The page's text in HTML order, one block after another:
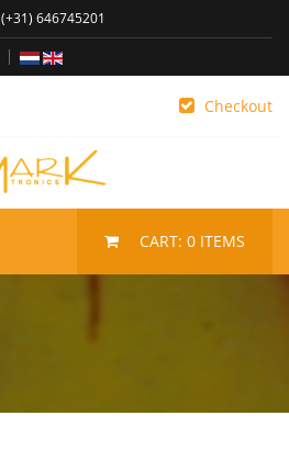
(+31) 646745201
Checkout
CART: 0 ITEMS